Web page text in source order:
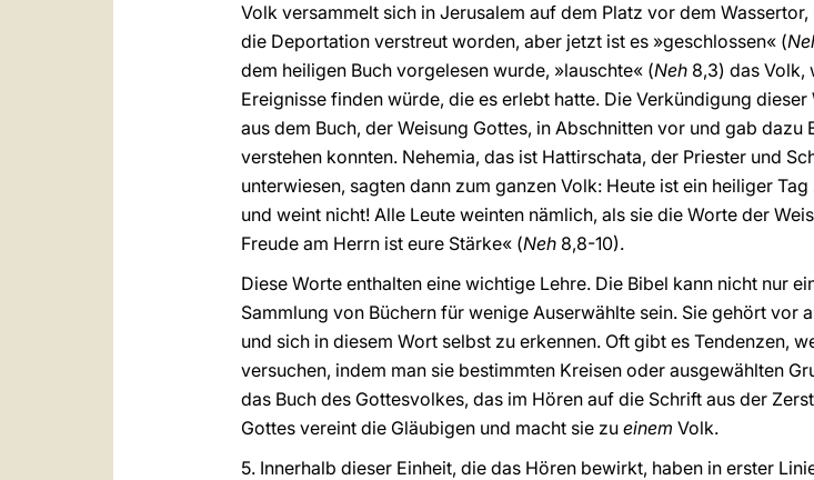
Volk versammelt sich in Jerusalem auf dem Platz vor dem
die Deportation verstreut worden, aber jetzt ist es »geschlossen« (
dem heiligen Buch vorgelesen wurde, »lauschte« (Neh 8,3) das Volk,
Ereignisse finden würde, die es erlebt hatte. Die Verkündigung
aus dem Buch, der Weisung Gottes, in Abschnitten vor und gab
verstehen konnten. Nehemia, das ist Hattirschata, der Priester und
unterwiesen, sagten dann zum ganzen Volk: Heute ist ein heiliger
und weint nicht! Alle Leute weinten nämlich, als sie die Worte der
Freude am Herrn ist eure Stärke« (Neh 8,8-10).
Diese Worte enthalten eine wichtige Lehre. Die Bibel kann nicht nur
Sammlung von Büchern für wenige Auserwählte sein. Sie gehört vor
und sich in diesem Wort selbst zu erkennen. Oft gibt es Tendenzen,
versuchen, indem man sie bestimmten Kreisen oder ausgewählten
das Buch des Gottesvolkes, das im Hören auf die Schrift aus der
Gottes vereint die Gläubigen und macht sie zu einem Volk.
5. Innerhalb dieser Einheit, die das Hören bewirkt, haben in erster